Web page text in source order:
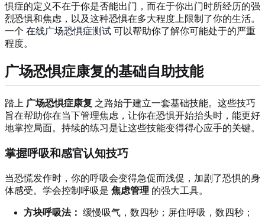
惧症的定义不在于你是否能出门，而在于你出门时所经历的强
烈恐惧和焦虑，以及这种恐惧在多大程度上限制了你的生活。
一个 在线广场恐惧症测试 可以帮助你了解你可能处于的严重
程度。
广场恐惧症康复的基础自助技能
踏上 广场恐惧症康复 之路始于建立一套基础技能。这些技巧
旨在帮助你在当下管理焦虑，让你在恐惧开始抬头时，能更好
地掌控局面。持续的练习是让这些技能变得得心应手的关键。
掌握呼吸和感官认知技巧
当恐慌发作时，你的呼吸会变得急促而浅促，加剧了恐惧的身
体感受。学会控制呼吸是 焦虑管理 的强大工具。
方块呼吸法： 缓慢吸气，数四秒；屏住呼吸，数四秒；